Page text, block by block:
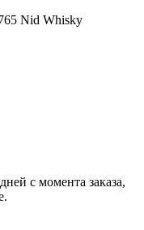
Nid Whisky
с момента заказа,